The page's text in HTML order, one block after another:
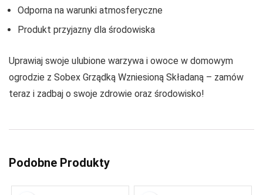
Odporna na warunki atmosferyczne
Produkt przyjazny dla środowiska
Uprawiaj swoje ulubione warzywa i owoce w domowym
ogrodzie z Sobex Grządką Wzniesioną Składaną – zamów
teraz i zadbaj o swoje zdrowie oraz środowisko!
Podobne Produkty